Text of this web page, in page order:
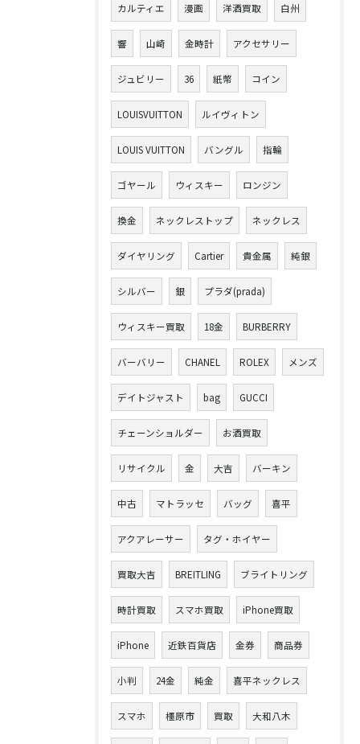
カルティエ 漫画 洋酒買取 白州
響 山崎 金時計 アクセサリー
ジュビリー 36 紙幣 コイン
LOUISVUITTON ルイヴィトン
LOUIS VUITTON バングル 指輪
ゴヤール ウィスキー ロンジン
換金 ネックレストップ ネックレス
ダイヤリング Cartier 貴金属 純銀
シルバー 銀 プラダ(prada)
ウィスキー買取 18金 BURBERRY
バーバリー CHANEL ROLEX メンズ
デイトジャスト bag GUCCI
チェーンショルダー お酒買取
リサイクル 金 大吉 バーキン
中古 マトラッセ バッグ 喜平
アクアレーサー タグ・ホイヤー
買取大吉 BREITLING ブライトリング
時計買取 スマホ買取 iPhone買取
iPhone 近鉄百貨店 金券 商品券
小判 24金 純金 喜平ネックレス
スマホ 橿原市 買取 大和八木